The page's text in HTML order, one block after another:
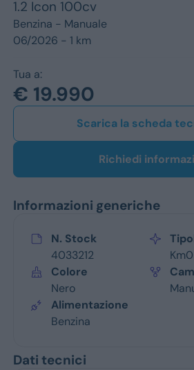
1.2 Icon 100cv
Benzina - Manuale
06/2026 - 1 km
Tua a:
€ 19.990
Scarica la scheda
Richiedi
Informazioni generiche
N. Stock
4033212
Km0
Colore
Nero
Alimentazione
Benzina
Dati tecnici